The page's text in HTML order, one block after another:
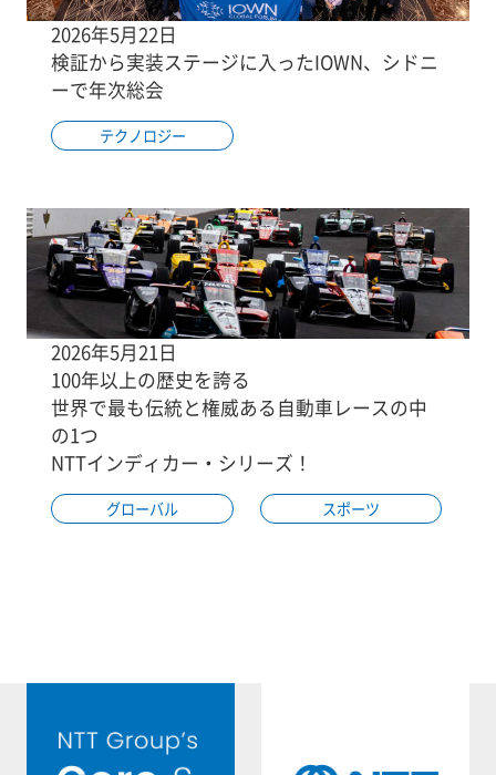
2026年5月22日
検証から実装ステージに入ったIOWN、シドニ
ーで年次総会
テクノロジー
2026年5月21日
100年以上の歴史を誇る
世界で最も伝統と権威ある自動車レースの中
の1つ
NTTインディカー・シリーズ！
グローバル スポーツ